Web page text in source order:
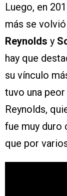
Luego, en
más se
Reynolds y
hay que
su vínculo
tuvo una
Reynolds,
fue muy duro
que por